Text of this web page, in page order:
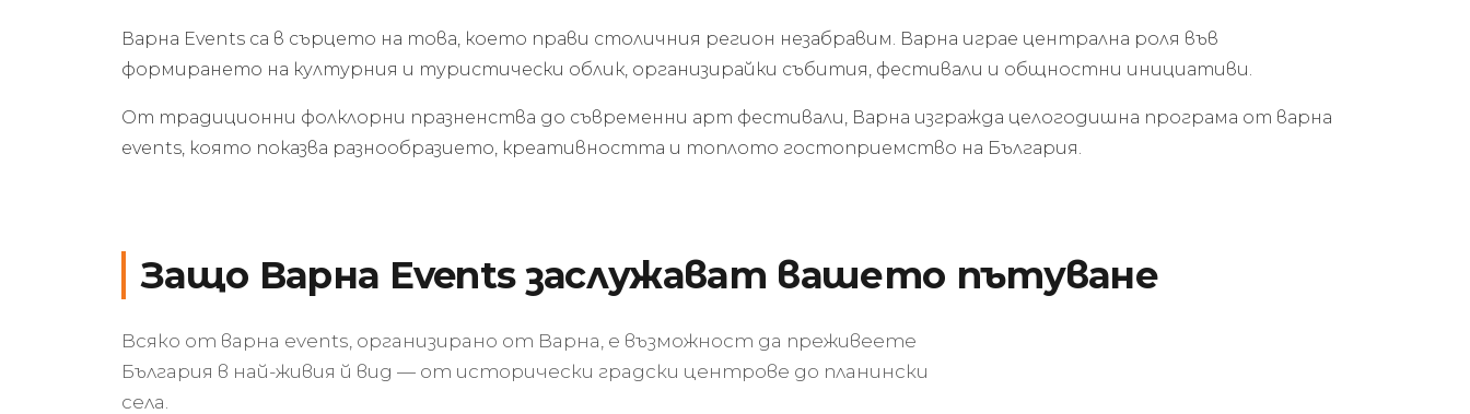
Варна Events са в сърцето на това, което прави столичния регион незабравим. Варна играе централна роля във
формирането на културния и туристически облик, организирайки събития, фестивали и общностни инициативи.
От традиционни фолклорни празненства до съвременни арт фестивали, Варна изгражда целогодишна програма от варна
events, която показва разнообразието, креативността и топлото гостоприемство на България.
Защо Варна Events заслужават вашето пътуване
Всяко от варна events, организирано от Варна, е възможност да преживеете
България в най-живия й вид — от исторически градски центрове до планински
села.